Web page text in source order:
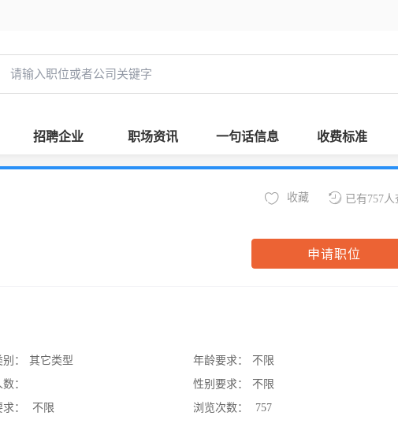
招聘企业 职场资讯 一句话信息 收费标准
已有757人
收藏
申请职位
：
其它类型
：
：
不限
年龄要求：
不限
性别要求：
不限
浏览次数：
757